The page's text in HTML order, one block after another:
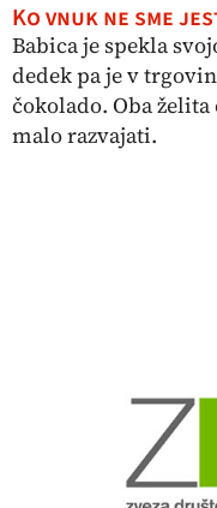
Ko vnuk ne sme
Babica je spekla
dedek pa je v
čokolado. Oba
malo razvajati.